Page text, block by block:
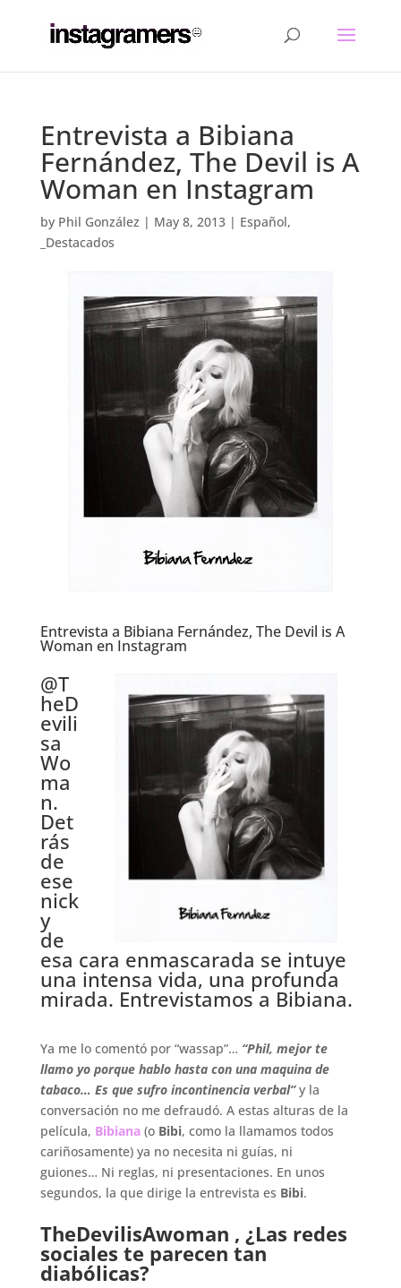
Entrevista a Bibiana
Fernández, The Devil is A
Woman en Instagram
by Phil González | May 8, 2013| Español,
_Destacados
Entrevista a Bibiana Fernández, The Devil is A
Woman en Instagram
@T
heD
evili
sa
Wo
ma
n.
Det
rás
de
ese
nick
y
de
esa cara enmascarada se intuye
una intensa vida, una profunda
mirada. Entrevistamos a Bibiana.
Ya me lo comentó por “wassap”… “Phil, mejor te
llamo yo porque hablo hasta con una maquina de
tabaco… Es que sufro incontinencia verbal”y la
conversación no me defraudó. A estas alturas de la
película, Bibiana(o Bibi, como la llamamos todos
cariñosamente) ya no necesita ni guías, ni
guiones… Ni reglas, ni presentaciones. En unos
segundos, la que dirige la entrevista es Bibi.
TheDevilisAwoman , ¿Las redes
sociales te parecen tan
diabólicas?